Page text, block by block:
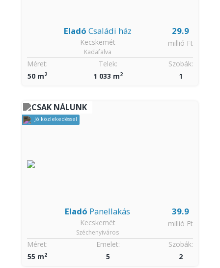
29.9
millió Ft
Eladó Családi ház
Kecskemét
Kadafalva
Szobák:
1
Méret:
50 m2
Telek:
1 033 m2
CSAK NÁLUNK
Jó közlekedéssel
39.9
millió Ft
Eladó Panellakás
Kecskemét
Széchenyiváros
Szobák:
2
Méret:
55 m2
Emelet:
5